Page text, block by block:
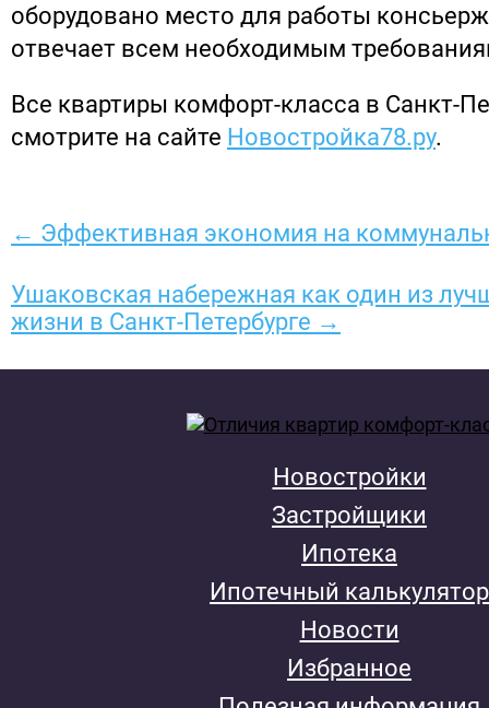
оборудовано место для работы
отвечает всем необходимым
Все квартиры комфорт-класса в Санкт-
смотрите на сайте Новостройка78.ру.
← Эффективная экономия на
Ушаковская набережная как один из
жизни в Санкт-Петербурге →
Новостройки
Застройщики
Ипотека
Ипотечный калькулятор
Новости
Избранное